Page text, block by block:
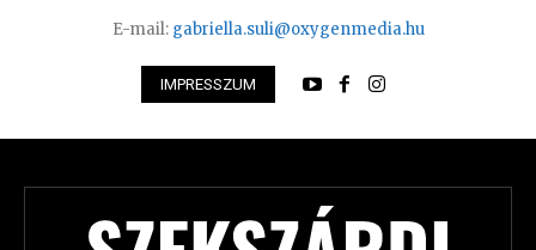
E-mail: gabriella.suli@oxygenmedia.hu
IMPRESSZUM